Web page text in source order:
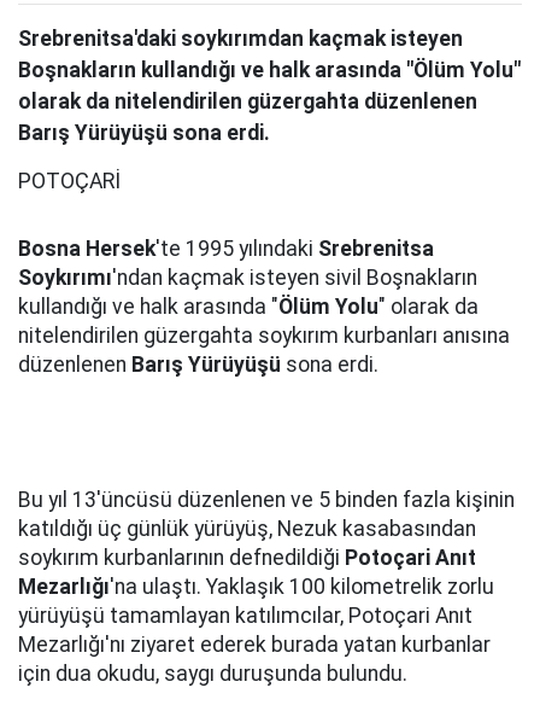
Srebrenitsa'daki soykırımdan kaçmak isteyen
Boşnakların kullandığı ve halk arasında "Ölüm Yolu"
olarak da nitelendirilen güzergahta düzenlenen
Barış Yürüyüşü sona erdi.
POTOÇARİ
Bosna Hersek'te 1995 yılındaki Srebrenitsa
Soykırımı'ndan kaçmak isteyen sivil Boşnakların
kullandığı ve halk arasında "Ölüm Yolu" olarak da
nitelendirilen güzergahta soykırım kurbanları anısına
düzenlenen Barış Yürüyüşü sona erdi.
Bu yıl 13'üncüsü düzenlenen ve 5 binden fazla kişinin
katıldığı üç günlük yürüyüş, Nezuk kasabasından
soykırım kurbanlarının defnedildiği Potoçari Anıt
Mezarlığı'na ulaştı. Yaklaşık 100 kilometrelik zorlu
yürüyüşü tamamlayan katılımcılar, Potoçari Anıt
Mezarlığı'nı ziyaret ederek burada yatan kurbanlar
için dua okudu, saygı duruşunda bulundu.